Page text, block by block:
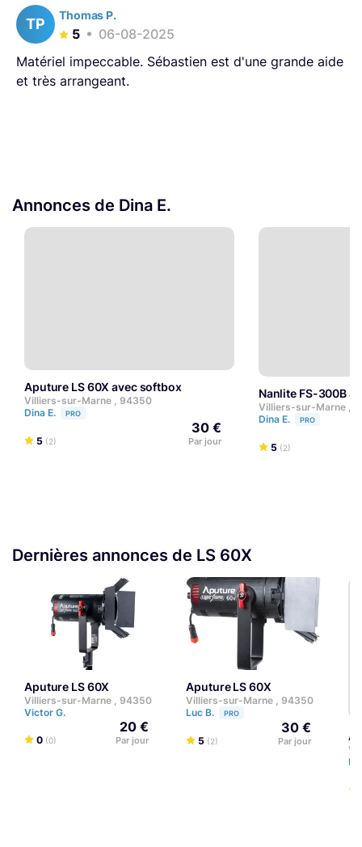
TP
Thomas P.
5
06-08-2025
Matériel impeccable. Sébastien est d'une grande aide
et très arrangeant.
Annonces de Dina E.
Aputure LS 60X avec softbox
Villiers-sur-Marne , 94350
Dina E.
PRO
5 (2)
30 €
Par jour
Nanlite FS-300B
Villiers-sur-Marne ,
Dina E.
PRO
5 (2)
Dernières annonces de LS 60X
Aputure LS 60X
Villiers-sur-Marne , 94350
Victor G.
0 (0)
20 €
Par jour
Aputure LS 60X
Villiers-sur-Marne , 94350
Luc B.
PRO
5 (2)
30 €
Par jour